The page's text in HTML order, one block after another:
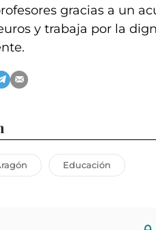
gracias a un
y trabaja por la
Educación